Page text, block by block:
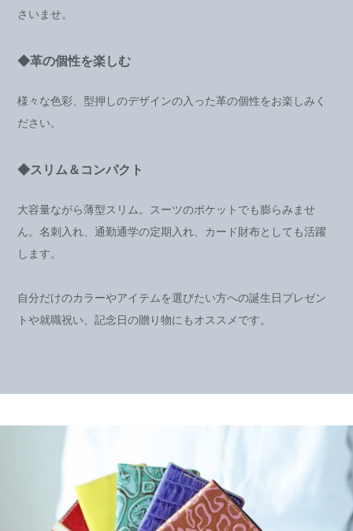
さいませ。
◆革の個性を楽しむ
様々な色彩、型押しのデザインの入った革の個性をお楽しみく
ださい。
◆スリム＆コンパクト
大容量ながら薄型スリム。スーツのポケットでも膨らみませ
ん。名刺入れ、通勤通学の定期入れ、カード財布としても活躍
します。
自分だけのカラーやアイテムを選びたい方への誕生日プレゼン
トや就職祝い、記念日の贈り物にもオススメです。